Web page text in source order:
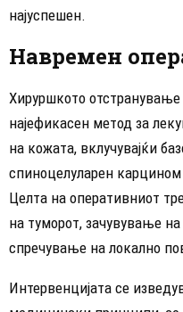
најуспешен.
Навремен
Хируршкото
најефикасен метод за
на кожата, вклучувајќи
спиноцелуларен
Целта на оперативниот
на туморот, зачувување
спречување на локално
Интервенцијата се